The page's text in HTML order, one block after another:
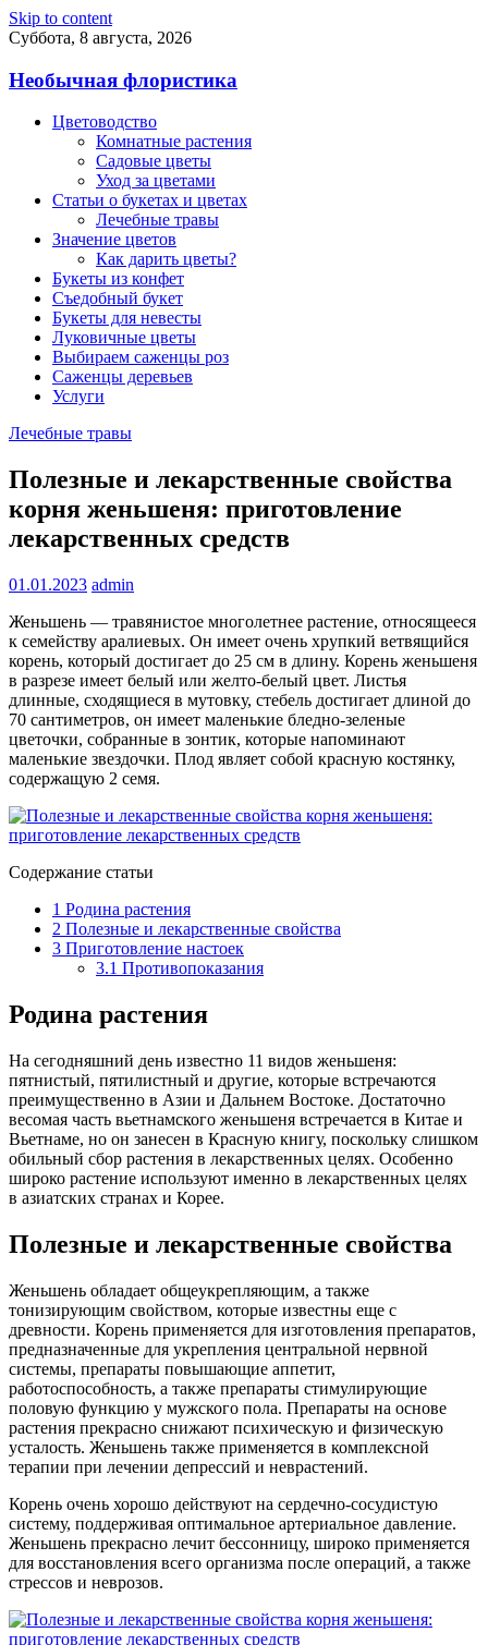
Skip to content
Суббота, 8 августа, 2026
Необычная флористика
Цветоводство
Комнатные растения
Садовые цветы
Уход за цветами
Статьи о букетах и цветах
Лечебные травы
Значение цветов
Как дарить цветы?
Букеты из конфет
Съедобный букет
Букеты для невесты
Луковичные цветы
Выбираем саженцы роз
Саженцы деревьев
Услуги
Лечебные травы
Полезные и лекарственные свойства
корня женьшеня: приготовление
лекарственных средств
01.01.2023 admin
Женьшень — травянистое многолетнее растение, относящееся
к семейству аралиевых. Он имеет очень хрупкий ветвящийся
корень, который достигает до 25 см в длину. Корень женьшеня
в разрезе имеет белый или желто-белый цвет. Листья
длинные, сходящиеся в мутовку, стебель достигает длиной до
70 сантиметров, он имеет маленькие бледно-зеленые
цветочки, собранные в зонтик, которые напоминают
маленькие звездочки. Плод являет собой красную костянку,
содержащую 2 семя.
Содержание статьи
1 Родина растения
2 Полезные и лекарственные свойства
3 Приготовление настоек
3.1 Противопоказания
Родина растения
На сегодняшний день известно 11 видов женьшеня:
пятнистый, пятилистный и другие, которые встречаются
преимущественно в Азии и Дальнем Востоке. Достаточно
весомая часть вьетнамского женьшеня встречается в Китае и
Вьетнаме, но он занесен в Красную книгу, поскольку слишком
обильный сбор растения в лекарственных целях. Особенно
широко растение используют именно в лекарственных целях
в азиатских странах и Корее.
Полезные и лекарственные свойства
Женьшень обладает общеукрепляющим, а также
тонизирующим свойством, которые известны еще с
древности. Корень применяется для изготовления препаратов,
предназначенные для укрепления центральной нервной
системы, препараты повышающие аппетит,
работоспособность, а также препараты стимулирующие
половую функцию у мужского пола. Препараты на основе
растения прекрасно снижают психическую и физическую
усталость. Женьшень также применяется в комплексной
терапии при лечении депрессий и неврастений.
Корень очень хорошо действуют на сердечно-сосудистую
систему, поддерживая оптимальное артериальное давление.
Женьшень прекрасно лечит бессонницу, широко применяется
для восстановления всего организма после операций, а также
стрессов и неврозов.